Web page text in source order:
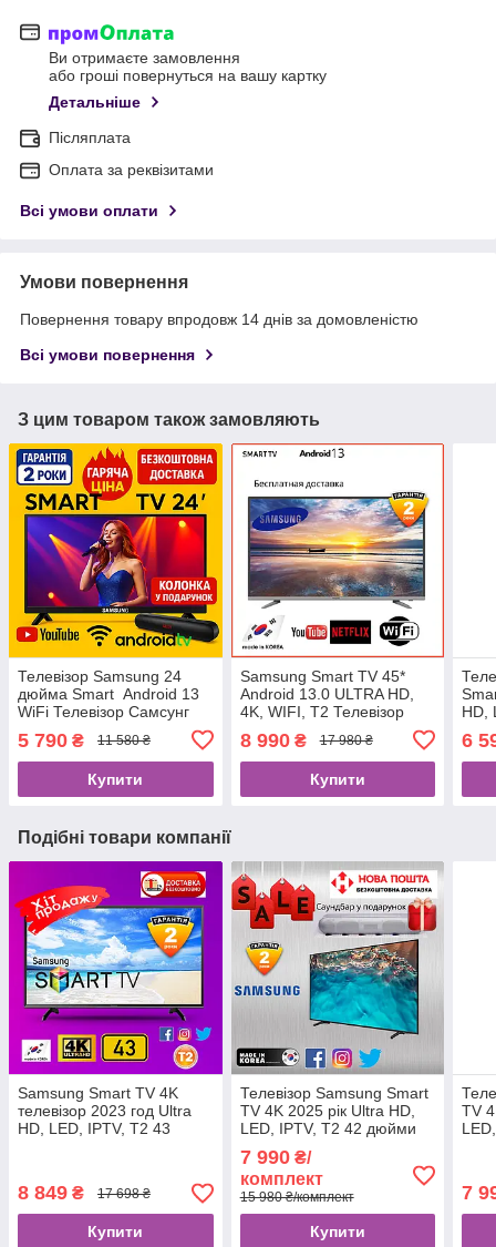
Ви отримаєте замовлення
або гроші повернуться на вашу картку
Детальніше
Післяплата
Оплата за реквізитами
Всі умови оплати
Умови повернення
Повернення товару впродовж 14 днів за домовленістю
Всі умови повернення
З цим товаром також замовляють
Телевізор Samsung 24
дюйма Smart Android 13
WiFi Телевізор Самсунг
LED Смарт ТВ + Bluetooth
Speaker у подарунок
5 790 ₴ 11 580 ₴
Купити
Samsung Smart TV 45*
Android 13.0 ULTRA HD,
4K, WIFI, T2 Телевізор
8 990₴ 17 980 ₴
Купити
HD,
6
Подібні товари компанії
Samsung Smart TV 4K
телевізор 2023 год Ultra
HD, LЕD, IPTV, T2 43
8 849 ₴ 17 698 ₴
Купити
Телевізор Samsung Smart
TV 4K 2025 рік Ultra HD,
LED, IPTV, T2 42 дюйми
Самсунг Андроїд 15
7 990₴/
комплект
15 980 ₴/комплект
Купити
TV
7